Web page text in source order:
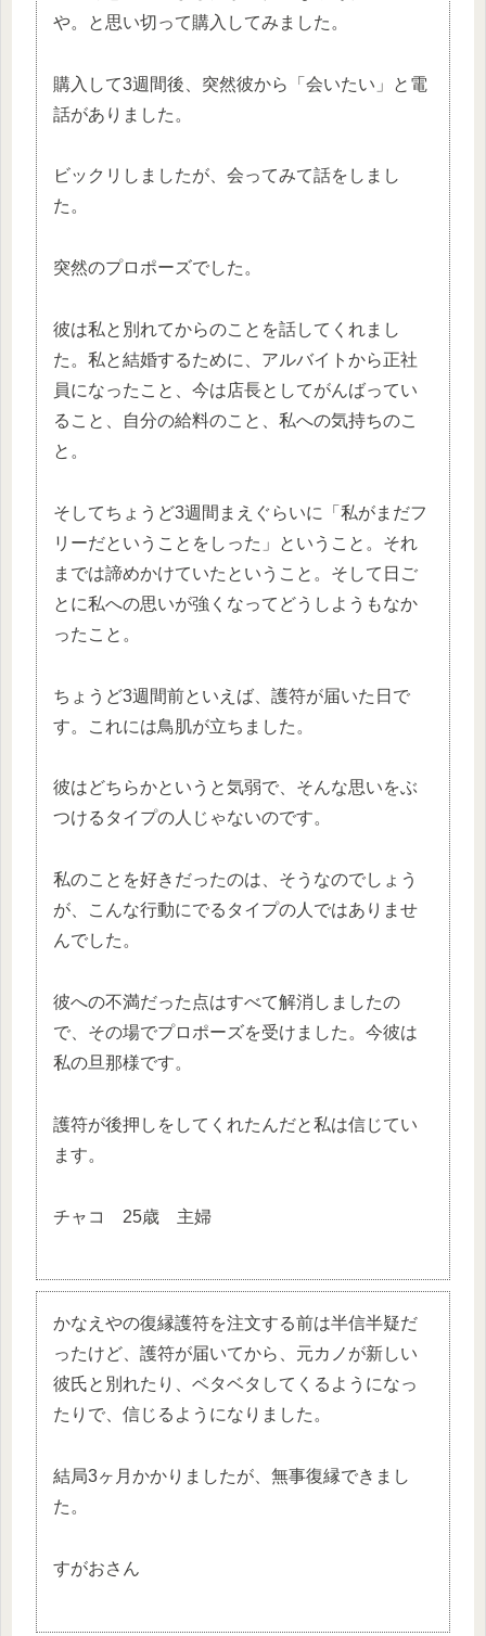
や。と思い切って購入してみました。
購入して3週間後、突然彼から「会いたい」と電
話がありました。
ビックリしましたが、会ってみて話をしまし
た。
突然のプロポーズでした。
彼は私と別れてからのことを話してくれまし
た。私と結婚するために、アルバイトから正社
員になったこと、今は店長としてがんばってい
ること、自分の給料のこと、私への気持ちのこ
と。
そしてちょうど3週間まえぐらいに「私がまだフ
リーだということをしった」ということ。それ
までは諦めかけていたということ。そして日ご
とに私への思いが強くなってどうしようもなか
ったこと。
ちょうど3週間前といえば、護符が届いた日で
す。これには鳥肌が立ちました。
彼はどちらかというと気弱で、そんな思いをぶ
つけるタイプの人じゃないのです。
私のことを好きだったのは、そうなのでしょう
が、こんな行動にでるタイプの人ではありませ
んでした。
彼への不満だった点はすべて解消しましたの
で、その場でプロポーズを受けました。今彼は
私の旦那様です。
護符が後押しをしてくれたんだと私は信じてい
ます。
チャコ 25歳 主婦
かなえやの復縁護符を注文する前は半信半疑だ
ったけど、護符が届いてから、元カノが新しい
彼氏と別れたり、ベタベタしてくるようになっ
たりで、信じるようになりました。
結局3ヶ月かかりましたが、無事復縁できまし
た。
すがおさん